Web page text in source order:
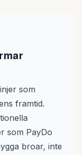
som
framtid.
som PayDo
broar, inte